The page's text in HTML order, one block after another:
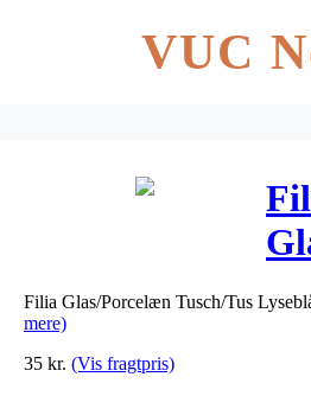
VUC
Filia Glas/Porcelæn Tusch/Tus
mere)
35 kr. (Vis fragtpris)